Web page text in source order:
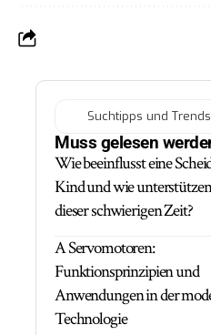
Muss gelesen
Wie beeinflusst eine
Kind und wie
dieser schwierigen Zeit?
A Servomotoren:
Funktionsprinzipien und
Anwendungen in der
Technologie